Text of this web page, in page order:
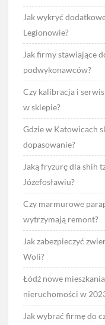
Jak wykryć
Legionowie?
Jak firmy stawiające
podwykonawców?
Czy kalibracja i
w sklepie?
Gdzie w Katowicach
dopasowanie?
Jaką fryzurę dla shih
Józefosławiu?
Czy marmurowe
wytrzymają remont?
Jak zabezpieczyć
Woli?
Łódź nowe
nieruchomości w
Jak wybrać firmę do